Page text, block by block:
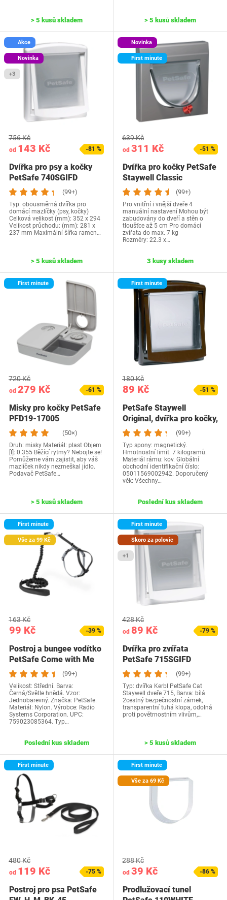
> 5 kusů skladem > 5 kusů skladem
Akce
Novinka
+3
od 143 Kč
756 Kč
-81 %
Dvířka pro psy a kočky
PetSafe 740SGIFD
(99+)
Typ: obousměrná dvířka pro
domácí mazlíčky (psy, kočky)
Celková velikost (mm): 352 x 294
Velikost průchodu: (mm): 281 x
237 mm Maximální šířka ramen…
> 5 kusů skladem
Novinka
First minute
od 311 Kč
639 Kč
-51 %
Dvířka pro kočky PetSafe
Staywell Classic
(99+)
Pro vnitřní i vnější dveře 4
manuální nastavení Mohou být
zabudovány do dveří a stěn o
tloušťce až 5 cm Pro domácí
zvířata do max. 7 kg
Rozměry: 22.3 x…
3 kusy skladem
First minute
od 279 Kč
720 Kč
-61 %
Misky pro kočky PetSafe
PFD19-17005
(50×)
Druh: misky Materiál: plast Objem
[l]: 0.355 Běžící rytmy? Nebojte se!
Pomůžeme vám zajistit, aby váš
mazlíček nikdy nezmeškal jídlo.
Podavač PetSafe…
> 5 kusů skladem
First minute
89 Kč
180 Kč
-51 %
PetSafe Staywell
Original, dvířka pro kočky,
vstupní a…
(99+)
Typ spony: magnetický.
Hmotnostní limit: 7 kilogramů.
Materiál rámu: kov. Globální
obchodní identifikační číslo:
05011569002942. Doporučený
věk: Všechny…
Poslední kus skladem
First minute
Vše za 99 Kč
99 Kč
163 Kč
-39 %
Postroj a bungee vodítko
PetSafe Come with Me
pro koťata,…
(99+)
Velikost: Střední. Barva:
Černá/Světle hnědá. Vzor:
Jednobarevný. Značka: PetSafe.
Materiál: Nylon. Výrobce: Radio
Systems Corporation. UPC:
759023085364. Typ…
Poslední kus skladem
First minute
Skoro za polovic
+1
od 89 Kč
428 Kč
-79 %
Dvířka pro zvířata
PetSafe 715SGIFD
(99+)
Typ: dvířka Kerbl PetSafe Cat
Staywell dveře 715, Barva: bílá
2cestný bezpečnostní zámek,
transparentní tuhá klopa, odolná
proti povětrnostním vlivům,…
> 5 kusů skladem
First minute
od 119 Kč
480 Kč
-75 %
Postroj pro psa PetSafe
First minute
Vše za 69 Kč
od 39 Kč
288 Kč
-86 %
Prodlužovací tunel